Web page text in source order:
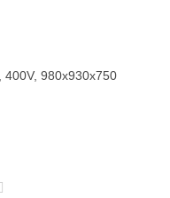
400V, 980x930x750